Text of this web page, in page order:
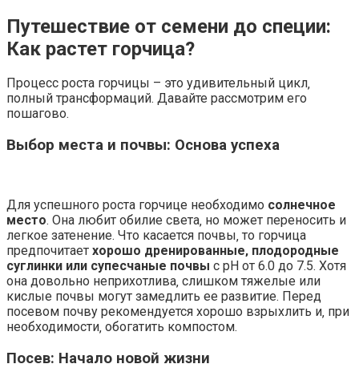
Путешествие от семени до специи:
Как растет горчица?
Процесс роста горчицы – это удивительный цикл‚
полный трансформаций. Давайте рассмотрим его
пошагово.
Выбор места и почвы: Основа успеха
Для успешного роста горчице необходимо солнечное
место. Она любит обилие света‚ но может переносить и
легкое затенение. Что касается почвы‚ то горчица
предпочитает хорошо дренированные‚ плодородные
суглинки или супесчаные почвы с pH от 6.0 до 7.5. Хотя
она довольно неприхотлива‚ слишком тяжелые или
кислые почвы могут замедлить ее развитие. Перед
посевом почву рекомендуется хорошо взрыхлить и‚ при
необходимости‚ обогатить компостом.
Посев: Начало новой жизни